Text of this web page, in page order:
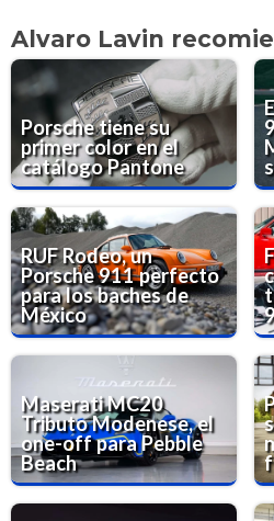
Alvaro Lavin
Porsche tiene su
primer color en el
catálogo Pantone
RUF Rodeo, un
Porsche 911 perfecto
para los baches de
México
Maserati MC20
Tributo Modenese, el
one-off para Pebble
Beach